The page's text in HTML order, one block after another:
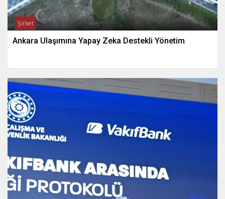
Şirket
Ankara Ulaşımına Yapay Zeka Destekli Yönetim